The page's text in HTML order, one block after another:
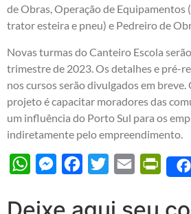
de Obras, Operação de Equipamentos
trator esteira e pneu) e Pedreiro de
Novas turmas do Canteiro Escola
trimestre de 2023. Os detalhes e pré-
nos cursos serão divulgados em
projeto é capacitar moradores das
um influência do Porto Sul para os
indiretamente pelo empreendimento.
WhatsAppMessengerFacebook
Twitter Email